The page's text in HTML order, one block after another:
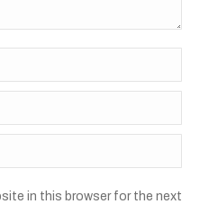
in this browser for the next